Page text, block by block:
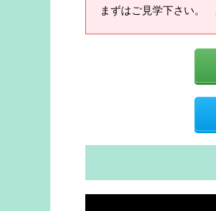
まずはご見学下さい。